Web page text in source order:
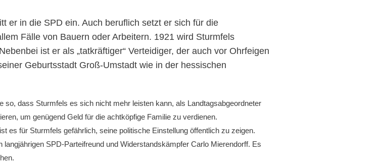
er in die SPD ein. Auch beruflich setzt er sich für die
Fälle von Bauern oder Arbeitern. 1921 wird Sturmfels
ist er als „tatkräftiger“ Verteidiger, der auch vor Ohrfeigen
Geburtsstadt Groß-Umstadt wie in der hessischen
so, dass Sturmfels es sich nicht mehr leisten kann, als Landtagsabgeordneter
um genügend Geld für die achtköpfige Familie zu verdienen.
es für Sturmfels gefährlich, seine politische Einstellung öffentlich zu zeigen.
SPD-Parteifreund und Widerstandskämpfer Carlo Mierendorff. Es